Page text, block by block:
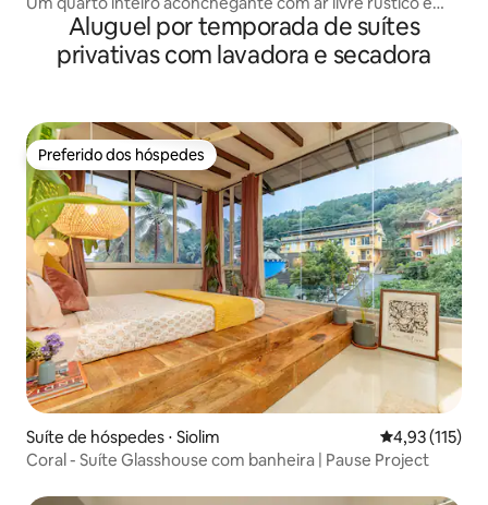
mais verde
Aluguel por temporada de suítes
privativas com lavadora e secadora
Preferido dos hóspedes
Preferido dos hóspedes
Suíte de hóspedes ⋅ Siolim 4,93 de uma
4,93 (115)
Coral - Suíte Glasshouse com banheira | Pause Project